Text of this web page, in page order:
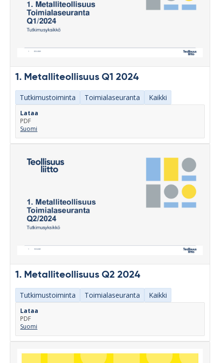
1. Metalliteollisuus Q1 2024
Tutkimustoiminta Toimialaseuranta Kaikki
Lataa
PDF
Suomi
1. Metalliteollisuus Q2 2024
Tutkimustoiminta Toimialaseuranta Kaikki
Lataa
PDF
Suomi